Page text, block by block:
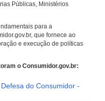
Públicas, Ministérios
para a
que fornece ao
e execução de políticas
o Consumidor.gov.br:
do Consumidor -